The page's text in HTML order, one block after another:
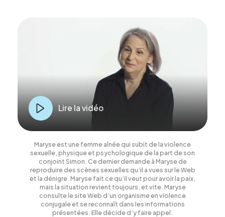
Lire la vidéo
Maryse est une femme aînée qui subit de la violence
sexuelle, physique et psycholo­gique de la part de son
conjoint Simon. Ce dernier demande à Maryse de
reproduire des scènes sexuelles qu’il a vues sur le Web
et la dénigre. Maryse fait ce qu’il veut pour avoir la paix,
mais la situation revient toujours, et vite. Maryse
consulte le site Web d’un organisme en violence
conjugale et se reconnaît dans les informations
présentées. Elle décide d’y faire appel.